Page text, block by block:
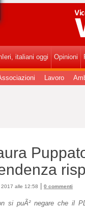
italiani oggi Opinioni
Lavoro
alle 12:58 0 commenti
si puÃ² negare che il